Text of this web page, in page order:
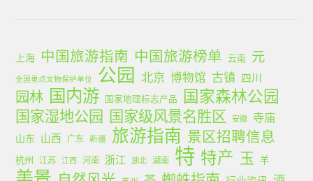
上海 中国旅游指南 中国旅游榜单 云南 元
全国重点文物保护单位 公园 北京 博物馆 古镇 四川
园林 国内游 国家地理标志产品 国家森林公园
国家湿地公园 国家级风景名胜区 安徽 寺庙
山东 山西 广东 新疆 旅游指南 景区招聘信息
杭州 江苏 江西 河南 浙江 湖北 湖南 特 特产 玉 羊